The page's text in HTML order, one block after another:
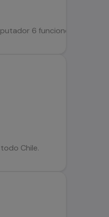
6 funciones (Tiempo,
Chile.